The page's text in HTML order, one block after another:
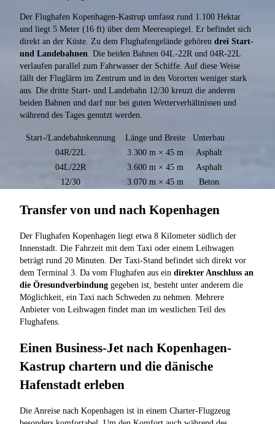
Der Flughafen Kopenhagen-Kastrup umfasst rund 1.100 Hektar
und liegt 5 Meter (16 ft) über dem Meeresspiegel. Er befindet sich
direkt an der Küste. Zu dem Flughafengelände gehören drei Start-
und Landebahnen. Die beiden Bahnen 04L-22R und 04R-22L
verlaufen parallel zum Fahrwasser der Schiffe. Auf diese Weise
fällt der Fluglärm im Zentrum und in den Vororten weniger stark
aus. Die dritte Start- und Landebahn 12/30 kreuzt die anderen
beiden Bahnen und darf nur bei guten Wetterverhältnissen und
während des Tages genutzt werden.
Start-/Landebahnkennung Länge und Breite
Unterbau
04R/22L
3.300 m × 45 m
Asphalt
04L/22R
3.600 m × 45 m
Asphalt
12/30
3.070 m × 45 m Beton
Transfer von und nach Kopenhagen
Der Flughafen Kopenhagen liegt etwa 8 Kilometer südlich der
Innenstadt. Die Fahrzeit mit dem Taxi oder einem Leihwagen
beträgt rund 20 Minuten. Der Taxi-Stand befindet sich direkt vor
dem Terminal 3. Da vom Flughafen aus ein direkter Anschluss an
die Öresundverbindung gegeben ist, besteht unter anderem die
Möglichkeit, ein Taxi nach Schweden zu nehmen. Mehrere
Anbieter von Leihwagen findet man im westlichen Teil des
Flughafens.
Einen Business-Jet nach Kopenhagen-
Kastrup chartern und die dänische
Hafenstadt erleben
Die Anreise nach Kopenhagen ist in einem Charter-Flugzeug